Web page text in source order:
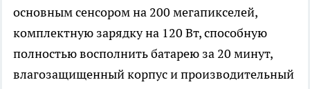
основным сенсором на 200 мегапикселей,
комплектную зарядку на 120 Вт, способную
полностью восполнить батарею за 20 минут,
влагозащищенный корпус и производительный